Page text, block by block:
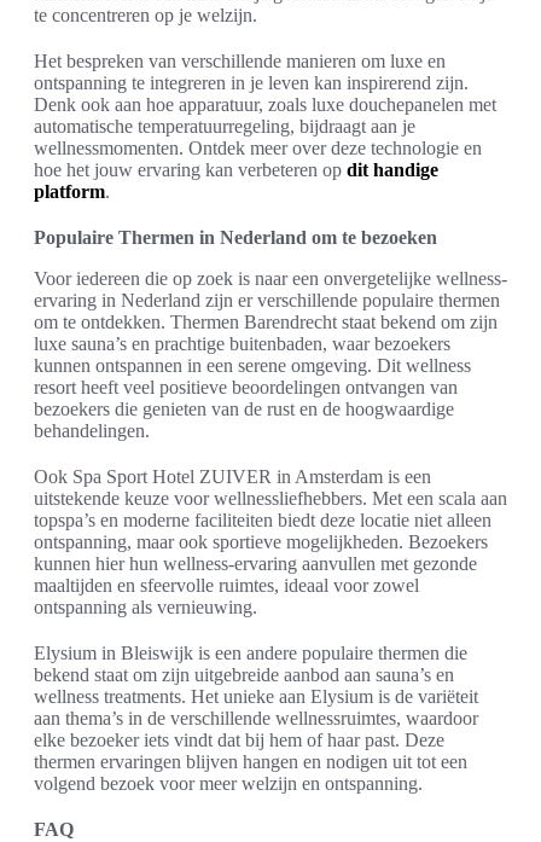
te concentreren op je welzijn.
Het bespreken van verschillende manieren om luxe en
ontspanning te integreren in je leven kan inspirerend zijn.
Denk ook aan hoe apparatuur, zoals luxe douchepanelen met
automatische temperatuurregeling, bijdraagt aan je
wellnessmomenten. Ontdek meer over deze technologie en
hoe het jouw ervaring kan verbeteren op dit handige
platform.
Populaire Thermen in Nederland om te bezoeken
Voor iedereen die op zoek is naar een onvergetelijke wellness-
ervaring in Nederland zijn er verschillende populaire thermen
om te ontdekken. Thermen Barendrecht staat bekend om zijn
luxe sauna’s en prachtige buitenbaden, waar bezoekers
kunnen ontspannen in een serene omgeving. Dit wellness
resort heeft veel positieve beoordelingen ontvangen van
bezoekers die genieten van de rust en de hoogwaardige
behandelingen.
Ook Spa Sport Hotel ZUIVER in Amsterdam is een
uitstekende keuze voor wellnessliefhebbers. Met een scala aan
topspa’s en moderne faciliteiten biedt deze locatie niet alleen
ontspanning, maar ook sportieve mogelijkheden. Bezoekers
kunnen hier hun wellness-ervaring aanvullen met gezonde
maaltijden en sfeervolle ruimtes, ideaal voor zowel
ontspanning als vernieuwing.
Elysium in Bleiswijk is een andere populaire thermen die
bekend staat om zijn uitgebreide aanbod aan sauna’s en
wellness treatments. Het unieke aan Elysium is de variëteit
aan thema’s in de verschillende wellnessruimtes, waardoor
elke bezoeker iets vindt dat bij hem of haar past. Deze
thermen ervaringen blijven hangen en nodigen uit tot een
volgend bezoek voor meer welzijn en ontspanning.
FAQ